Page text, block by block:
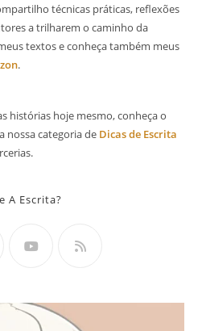
técnicas práticas, reflexões
a trilharem o caminho da
textos e conheça também meus
.
histórias hoje mesmo, conheça o
nossa categoria de Dicas de Escrita
A Escrita?
uma
uma